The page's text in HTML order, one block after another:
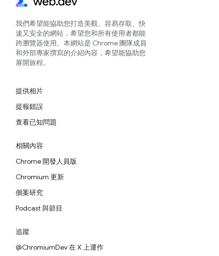
我們希望能協助您打造美觀、容易存取、快
速又安全的網站，希望您和所有使用者都能
跨瀏覽器使用。本網站是 Chrome 團隊成員
和外部專家撰寫的介紹內容，希望能協助您
展開旅程。
提供相片
提報錯誤
查看已知問題
相關內容
Chrome 開發人員版
Chromium 更新
個案研究
Podcast 與節目
追蹤
@ChromiumDev 在 X 上運作